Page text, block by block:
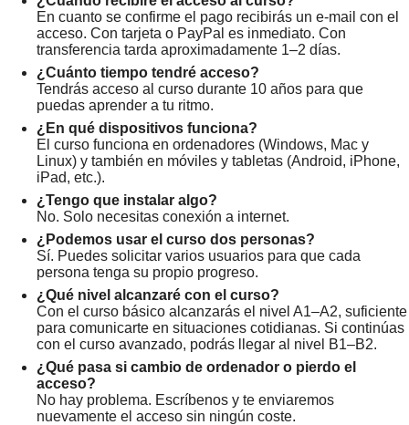
En cuanto se confirme el pago recibirás un e-mail con el
acceso. Con tarjeta o PayPal es inmediato. Con
transferencia tarda aproximadamente 1–2 días.
¿Cuánto tiempo tendré acceso?
Tendrás acceso al curso durante 10 años para que
puedas aprender a tu ritmo.
¿En qué dispositivos funciona?
El curso funciona en ordenadores (Windows, Mac y
Linux) y también en móviles y tabletas (Android, iPhone,
iPad, etc.).
¿Tengo que instalar algo?
No. Solo necesitas conexión a internet.
¿Podemos usar el curso dos personas?
Sí. Puedes solicitar varios usuarios para que cada
persona tenga su propio progreso.
¿Qué nivel alcanzaré con el curso?
Con el curso básico alcanzarás el nivel A1–A2, suficiente
para comunicarte en situaciones cotidianas. Si continúas
con el curso avanzado, podrás llegar al nivel B1–B2.
¿Qué pasa si cambio de ordenador o pierdo el
acceso?
No hay problema. Escríbenos y te enviaremos
nuevamente el acceso sin ningún coste.